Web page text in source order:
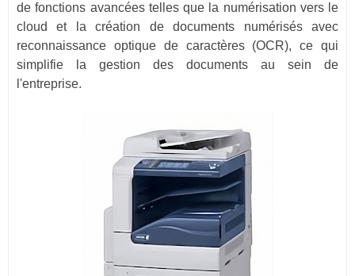
de fonctions avancées telles que la numérisation vers le
cloud et la création de documents numérisés avec
reconnaissance optique de caractères (OCR), ce qui
simplifie la gestion des documents au sein de
l'entreprise.